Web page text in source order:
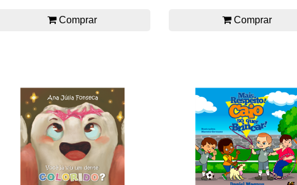
Comprar Comprar